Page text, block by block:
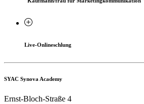
Live-Onlineschlung
SYAC Synova Academy
Ernst-Bloch-Straße 4